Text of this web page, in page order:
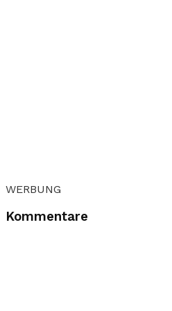
WERBUNG
Kommentare